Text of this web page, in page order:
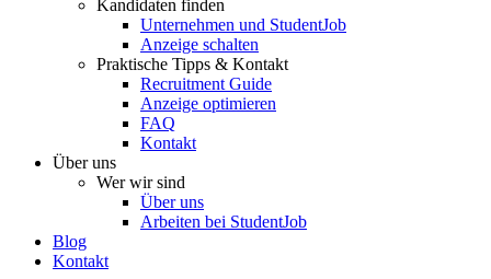
Kandidaten finden
Unternehmen und StudentJob
Anzeige schalten
Praktische Tipps & Kontakt
Recruitment Guide
Anzeige optimieren
FAQ
Kontakt
Über uns
Wer wir sind
Über uns
Arbeiten bei StudentJob
Blog
Kontakt